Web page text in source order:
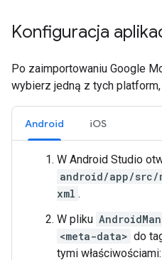
Konfiguracja
Po zaimportowaniu Google
wybierz jedną z tych
Android iOS
W Android Studio
android/app/src/
xml .
W pliku
<meta-data> do
tymi właściwościami: